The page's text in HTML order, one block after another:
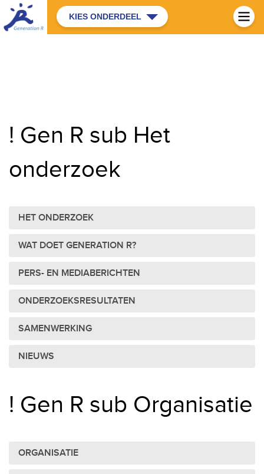
KIES ONDERDEEL
! Gen R sub Het
onderzoek
HET ONDERZOEK
WAT DOET GENERATION R?
PERS- EN MEDIABERICHTEN
ONDERZOEKSRESULTATEN
SAMENWERKING
NIEUWS
! Gen R sub Organisatie
ORGANISATIE